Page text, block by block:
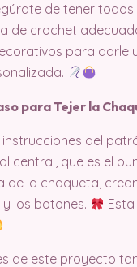
de tener
de crochet
para
para Tejer la
instrucciones del
central, que es el
de la chaqueta,
los botones.
de este proyecto